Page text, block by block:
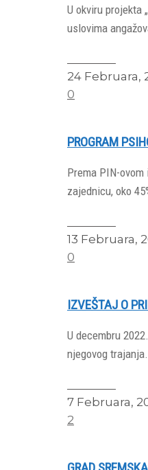
U okviru projekta
uslovima
24 Februara,
0
PROGRAM
Prema PIN-
zajednicu, oko
13 Februara,
0
IZVEŠTAJ O
U decembru
njegovog
7 Februara,
2